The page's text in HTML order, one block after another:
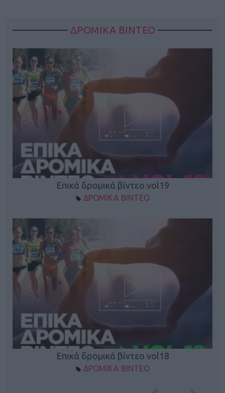
ΔΡΟΜΙΚΑ ΒΙΝΤΕΟ
Επικά δρομικά βίντεο vol19
ΔΡΟΜΙΚΑ ΒΙΝΤΕΟ
Επικά δρομικά βίντεο vol18
ΔΡΟΜΙΚΑ ΒΙΝΤΕΟ